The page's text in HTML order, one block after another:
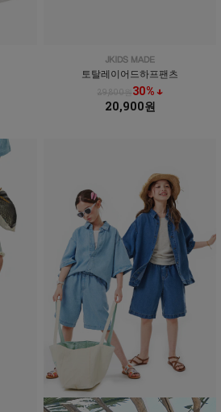
토탈레이어드하프팬츠
29,800원30% ↓
20,900원